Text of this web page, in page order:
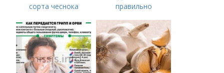
сорта чеснока
правильно
открытом грунте